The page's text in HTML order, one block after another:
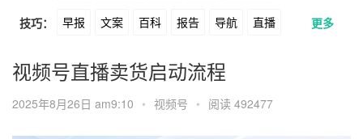
酒旅 母婴 宠物 文娱 跨境 科技
广告 元宇宙 房地产
公众号 B站 小红书 头条 知乎
Soul 360 百度 搜狗 爱奇艺
美图 最右 神马 谷歌 Facebook
技巧： 早报 文案 百科 报告 导航 直播
卖货 脚本 话术 电商 私域
涨粉 广告 推广 方案 策划 案例
更多
视频号直播卖货启动流程
2025年8月26日 am9:10 • 视频号 • 阅读 492477